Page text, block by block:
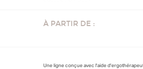
À PARTIR DE :
Une ligne conçue avec l'aide